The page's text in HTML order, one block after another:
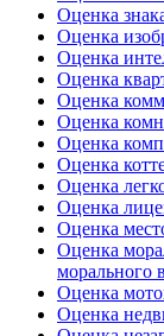
Оценка
Оценка
Оценка
Оценка
Оценка
Оценка
Оценка
Оценка
Оценка
Оценка
Оценка
Оценка
морального
Оценка
Оценка